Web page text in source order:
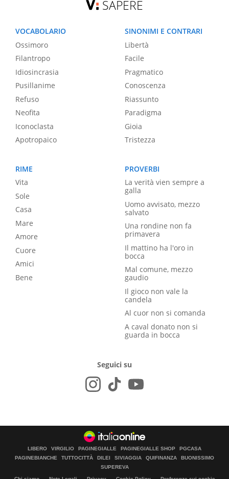
SAPERE
VOCABOLARIO
Ossimoro
Filantropo
Idiosincrasia
Pusillanime
Refuso
Neofita
Iconoclasta
Apotropaico
SINONIMI E CONTRARI
Libertà
Facile
Pragmatico
Conoscenza
Riassunto
Paradigma
Gioia
Tristezza
RIME
Vita
Sole
Casa
Mare
Amore
Cuore
Amici
Bene
PROVERBI
La verità vien sempre a
galla
Uomo avvisato, mezzo
salvato
Una rondine non fa
primavera
Il mattino ha l'oro in
bocca
Mal comune, mezzo
gaudio
Il gioco non vale la
candela
Al cuor non si comanda
A caval donato non si
guarda in bocca
Seguici su
LIBERO VIRGILIO PAGINEGIALLE PAGINEGIALLE SHOP
PGCASA
PAGINEBIANCHE
TUTTOCITTÀ DILEI SIVIAGGIA QUIFINANZA
BUONISSIMO
SUPEREVA